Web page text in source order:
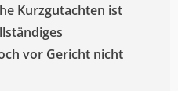
Kurzgutachten ist
vor Gericht nicht